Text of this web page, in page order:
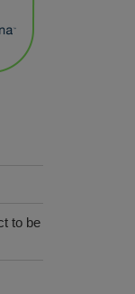
to be